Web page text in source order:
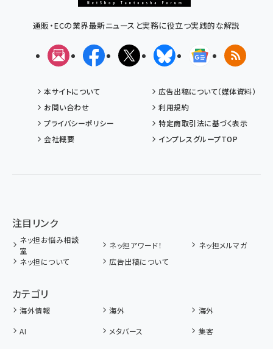
通販・ECの業界最新ニュースと実務に役立つ実践的な解説
メルマガFacebookX(エックス)BlueskyGoogleニュ
RSS
本サイトについて
広告出稿について（媒体資料）
お問い合わせ
利用規約
プライバシーポリシー
特定商取引法に基づく表示
会社概要
インプレスグループTOP
注目リンク
ネッ担お悩み相談
室
ネッ担アワード！
ネッ担メルマガ
ネッ担について
広告出稿について
カテゴリ
海外情報 海外
海外
AI
メタバース
集客